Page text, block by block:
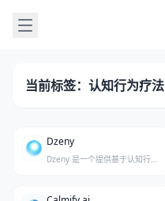
当前标签：认知行为疗法
Dzeny
Dzeny 是一个提供基于认知行为疗法（CBT）的24/7 AI心理治疗支持平台，专为应对焦虑、压力和职业倦怠而设计。